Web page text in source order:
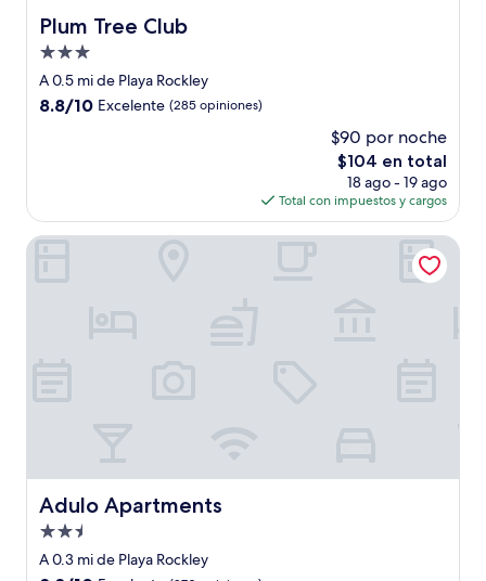
Plum Tree Club
Plum Tree Club
Propiedad
de
3.0
A 0.5 mi de Playa Rockley
8.8
8.8/10 Excelente (285 opiniones)
$90 por noche
El
precio
actual
es
de
$104 en total
18 ago - 19 ago
Total con impuestos y cargos
Adulo Apartments
Adulo Apartments
Propiedad
de
A 0.3 mi de Playa Rockley
Adulo Apartments